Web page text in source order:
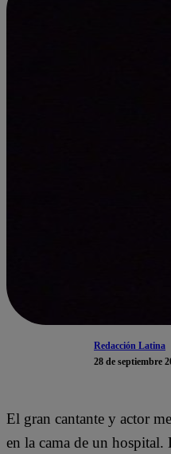
Redacción Latina
28 de septiembre
El gran cantante y actor
en la cama de un hospital.